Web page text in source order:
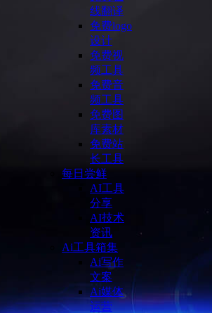
线翻译
免费logo
设计
免费视
频工具
免费音
频工具
免费图
库素材
免费站
长工具
每日尝鲜
AI工具
分享
AI技术
资讯
Ai工具箱集
Ai写作
文案
Ai媒体
运营